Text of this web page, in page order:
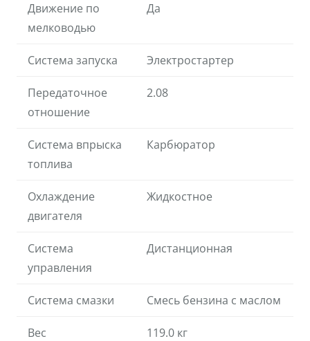
Движение по
мелководью
Да
Система запуска Электростартер
Передаточное
отношение
2.08
Система впрыска
топлива
Карбюратор
Охлаждение
двигателя
Жидкостное
Система
управления
Дистанционная
Система смазки Смесь бензина с маслом
Вес 119.0 кг